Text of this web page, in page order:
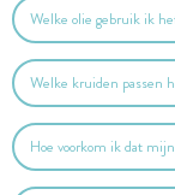
Welke olie gebruik ik
Welke kruiden passen
Hoe voorkom ik dat